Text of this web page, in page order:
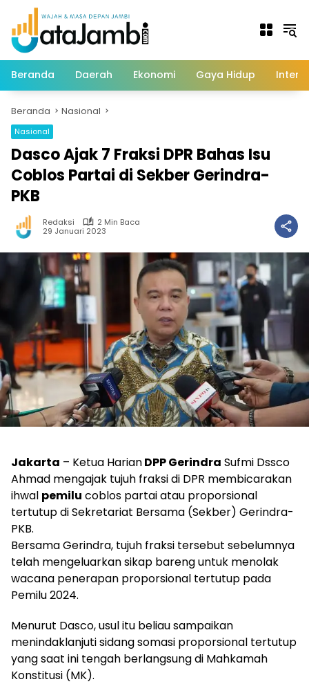
Langsung
konten
Beranda Daerah Ekonomi Gaya Hidup
Beranda Nasional
Nasional
Dasco Ajak 7 Fraksi DPR Bahas Isu
Coblos Partai di Sekber Gerindra-
PKB
Redaksi
2 Min Baca
29 Januari 2023
Jakarta – Ketua HarianDPP Gerindra Sufmi Dssco
Ahmad mengajak tujuh fraksi di DPR membicarakan
ihwal pemilu coblos partai atau proporsional
tertutup di Sekretariat Bersama (Sekber) Gerindra-
PKB.
Bersama Gerindra, tujuh fraksi tersebut sebelumnya
telah mengeluarkan sikap bareng untuk menolak
wacana penerapan proporsional tertutup pada
Pemilu 2024.
Menurut Dasco, usul itu beliau sampaikan
menindaklanjuti sidang somasi proporsional tertutup
yang saat ini tengah berlangsung di Mahkamah
Konstitusi (MK).